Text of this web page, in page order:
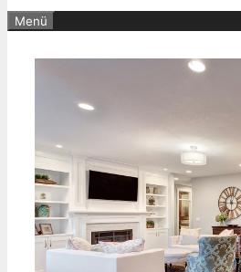
Menü